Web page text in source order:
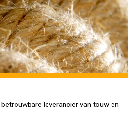
leverancier van touw en